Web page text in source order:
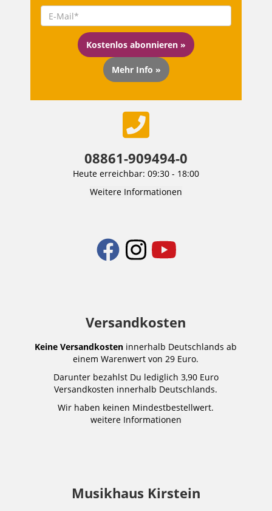
Kostenlos abonnieren »
Mehr Info »
08861-909494-0
Heute erreichbar: 09:30 - 18:00
Weitere Informationen
Versandkosten
Keine Versandkosten innerhalb Deutschlands ab
einem Warenwert von 29 Euro.
Darunter bezahlst Du lediglich 3,90 Euro
Versandkosten innerhalb Deutschlands.
Wir haben keinen Mindestbestellwert.
weitere Informationen
Musikhaus Kirstein